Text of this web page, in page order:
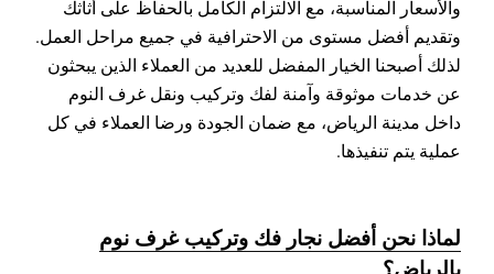
والأسعار المناسبة، مع الالتزام الكامل بالحفاظ على أثاثك
وتقديم أفضل مستوى من الاحترافية في جميع مراحل العمل.
لذلك أصبحنا الخيار المفضل للعديد من العملاء الذين يبحثون
عن خدمات موثوقة وآمنة لفك وتركيب ونقل غرف النوم
داخل مدينة الرياض، مع ضمان الجودة ورضا العملاء في كل
عملية يتم تنفيذها.
لماذا نحن أفضل نجار فك وتركيب غرف نوم